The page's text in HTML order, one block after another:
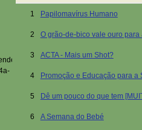
1 Papilomavírus Humano
2 O grão-de-bico vale ouro para
3 ACTA - Mais um Shot?
4 Promoção e Educação para a
5 Dê um pouco do que tem
6 A Semana do Bebé